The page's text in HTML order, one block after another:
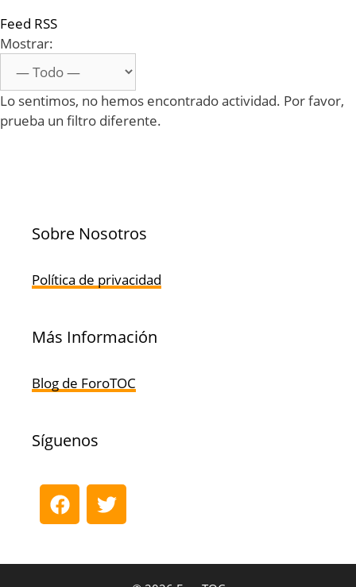
Feed RSS
Mostrar:
Lo sentimos, no hemos encontrado actividad. Por favor,
prueba un filtro diferente.
Sobre Nosotros
Política de privacidad
Más Información
Blog de ForoTOC
Síguenos